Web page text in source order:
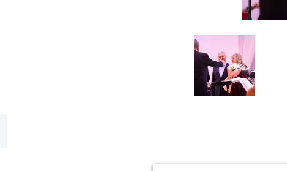
Продолжая использовать наш сайт, вы даёте согласие на